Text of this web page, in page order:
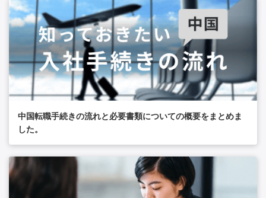
中国転職手続きの流れと必要書類についての概要をまとめま
した。